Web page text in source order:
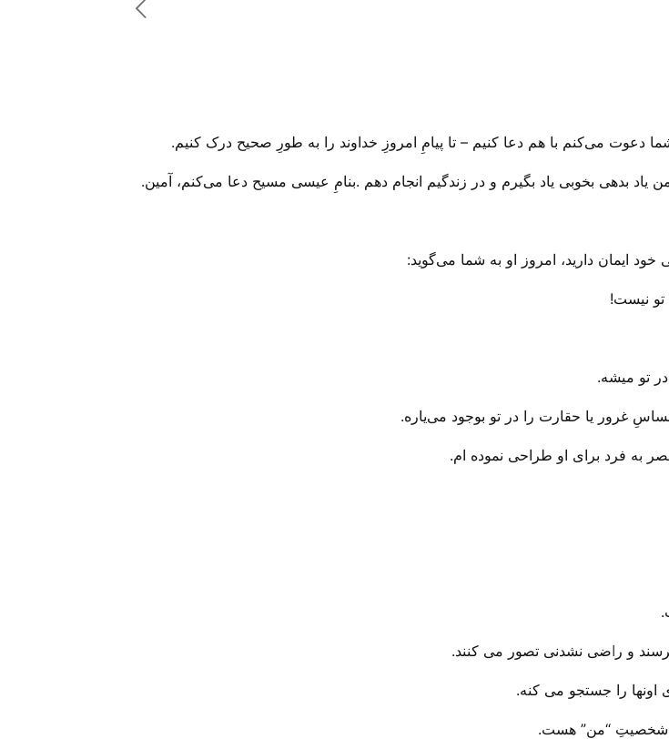
می‌‌کنم با هم دعا کنیم – تا پیامِ امروزِ خداوند را به طورِ صحیح درک کنیم.
بدهی بخوبی یاد بگیرم و در زندگیم انجام دهم .بنامِ عیسی مسیح دعا می‌‌کنم، آمین.
ایمان دارید، امروز او به شما می‌‌گوید:
تو نیست!
تو میشه.
غرور یا حقارت را در تو بوجود می‌‌یاره.
به فرد برای او طراحی نموده ام.
و ر اضی نشدنی تصور می کنند.
را جستجو می کنه.
شخصیتِ “من” هست.